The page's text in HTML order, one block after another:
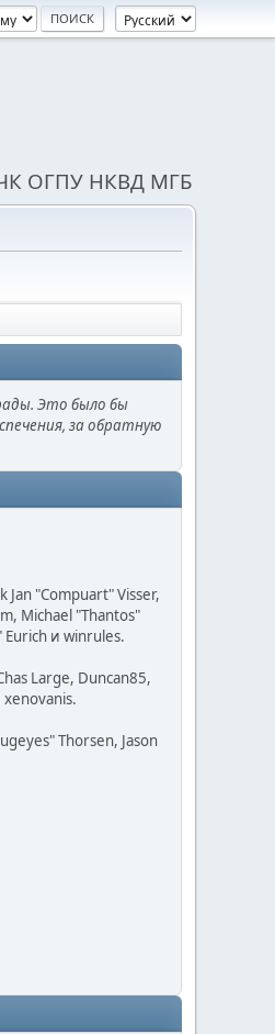
ОГПУ НКВД МГБ
Это было бы
за обратную
"Compuart" Visser,
Michael "Thantos"
Eurich и winrules.
Large, Duncan85,
xenovanis.
Thorsen, Jason